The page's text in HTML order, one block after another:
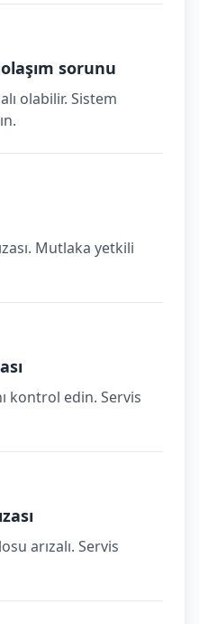
sorunu
olabilir. Sistem
Mutlaka yetkili
kontrol edin. Servis
arızalı. Servis